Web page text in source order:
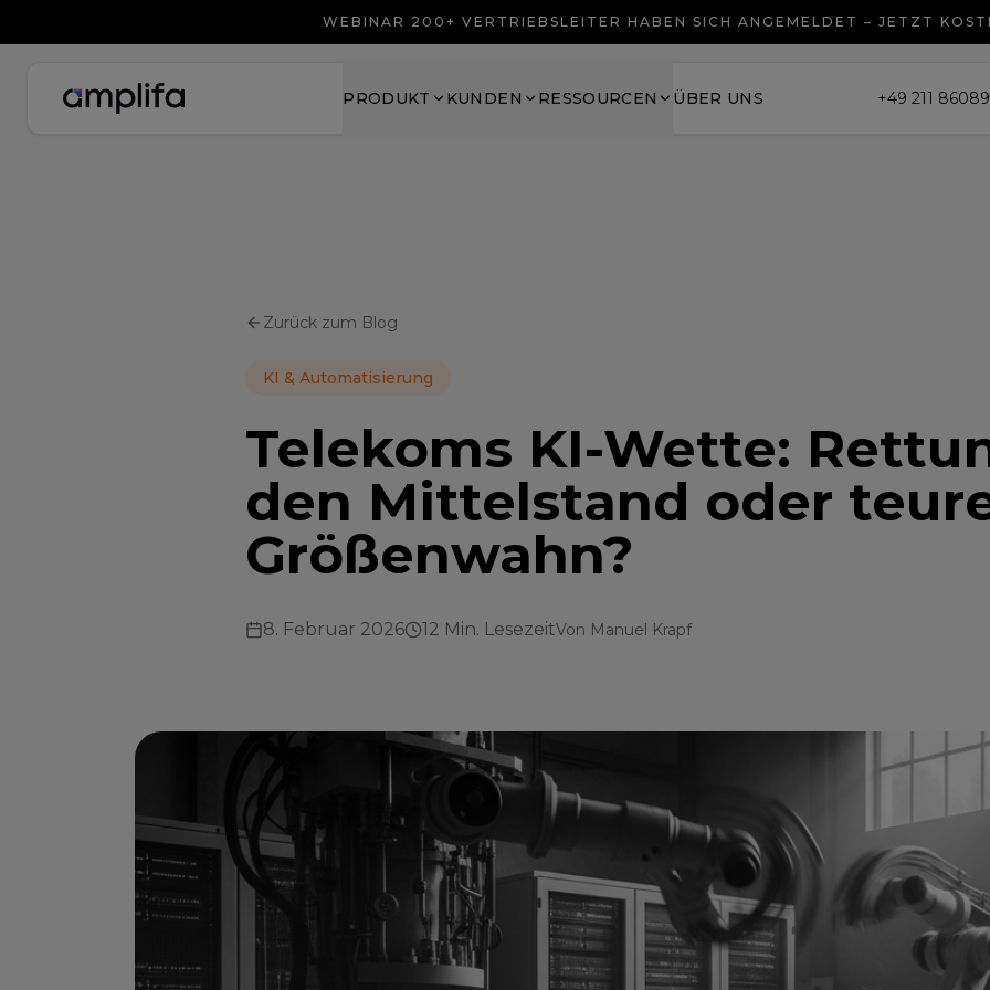
WEBINAR 200+ VERTRIEBSLEITER HABEN SICH ANGEMELDET – JETZT
PRODUKT KUNDEN RESSOURCEN ÜBER UNS +49 211
Zurück zum Blog
KI & Automatisierung
Telekoms KI-Wette:
den Mittelstand oder
Größenwahn?
8. Februar 2026 12 Min. LesezeitVon Manuel Krapf